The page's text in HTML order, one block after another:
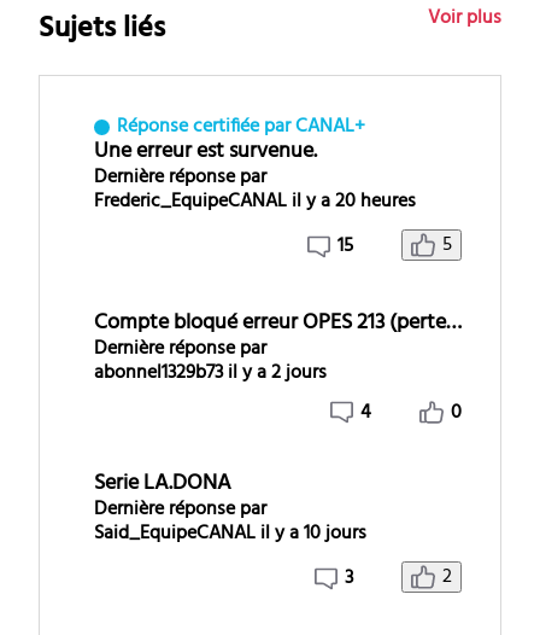
Sujets liés Voir plus
Réponse certifiée par CANAL+
Une erreur est survenue.
Dernière réponse par
Frederic_EquipeCANAL il y a 20 heures
15
5
Compte bloqué erreur OPES 213 (perte de droits)
Dernière réponse par
abonnel1329b73 il y a 2 jours
4
0
Serie LA.DONA
Dernière réponse par
Said_EquipeCANAL il y a 10 jours
3
2